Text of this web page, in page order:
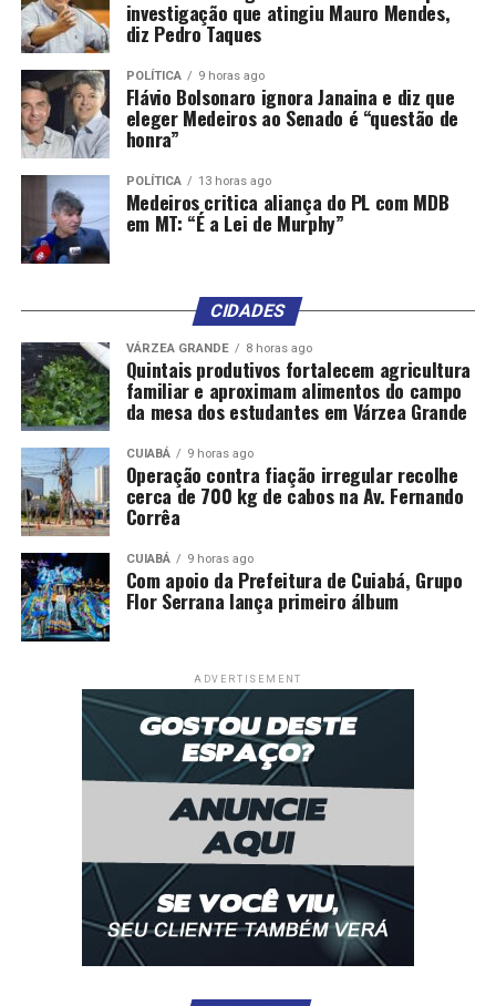
Comentários
DESTAQUE
ENCAMINHADAS ESCOLA
FORTES
PARA PELAS SÃO
UP NEXT
Mato Grosso reduz 52,2% dos casos de malária no
primeiro trimestre de 2025
Polícia Militar lança projeto social para capacitação
gratuita de mulheres
investigação que atingiu Mauro Mendes,
diz Pedro Taques
POLÍTICA 9 horas ago
Flávio Bolsonaro ignora Janaina e diz que
eleger Medeiros ao Senado é “questão de
honra”
POLÍTICA 13 horas ago
Medeiros critica aliança do PL com MDB
em MT: “É a Lei de Murphy”
CIDADES
VÁRZEA GRANDE 8 horas ago
Quintais produtivos fortalecem agricultura
familiar e aproximam alimentos do campo
da mesa dos estudantes em Várzea Grande
CUIABÁ 9 horas ago
Operação contra fiação irregular recolhe
cerca de 700 kg de cabos na Av. Fernando
Corrêa
CUIABÁ 9 horas ago
Com apoio da Prefeitura de Cuiabá, Grupo
Flor Serrana lança primeiro álbum
ADVERTISEMENT